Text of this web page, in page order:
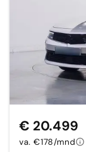
€ 20.499
va. €178/mnd